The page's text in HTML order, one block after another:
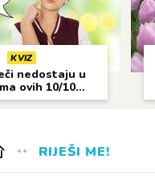
KVIZ
nedostaju u
ovih 10/10
RIJEŠI ME!